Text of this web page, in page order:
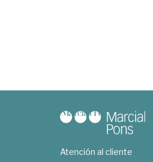
Atención al cliente